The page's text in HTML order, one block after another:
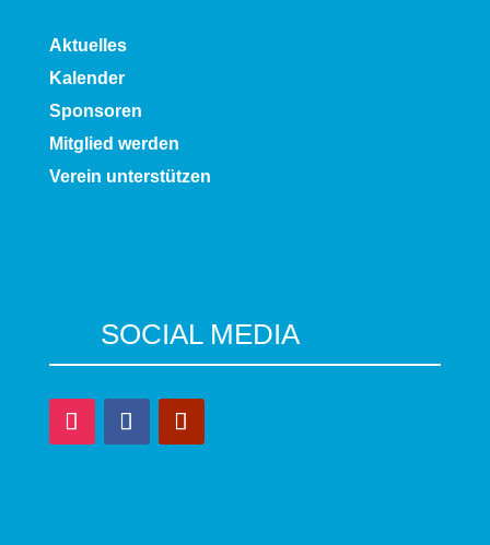
Aktuelles
Kalender
Sponsoren
Mitglied werden
Verein unterstützen
SOCIAL MEDIA